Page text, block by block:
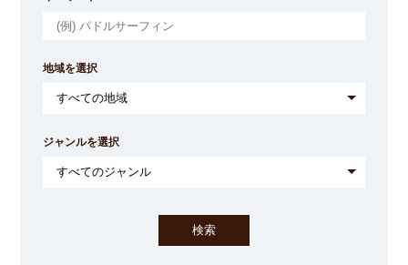
地域を選択
ジャンルを選択